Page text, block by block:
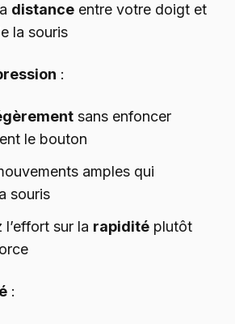
distance entre votre doigt et
la souris
:
sans enfoncer
le bouton
amples qui
souris
sur la rapidité plutôt
: